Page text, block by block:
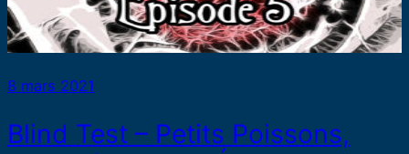
8 mars 2021
Blind Test – Petits Poissons,